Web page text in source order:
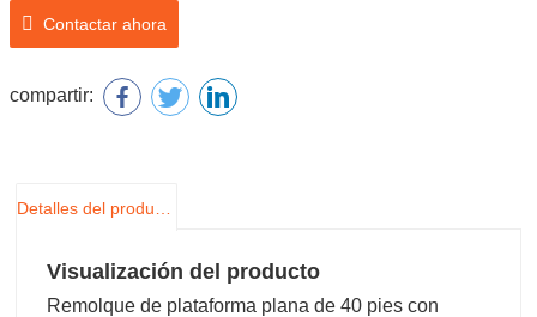
Contactar ahora
compartir:
Visualización del producto
Remolque de plataforma plana de 40 pies con